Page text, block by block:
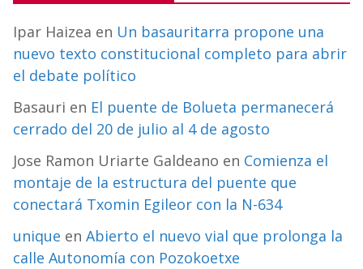
Ipar Haizea en Un basauritarra propone una
nuevo texto constitucional completo para abrir
el debate político
Basauri en El puente de Bolueta permanecerá
cerrado del 20 de julio al 4 de agosto
Jose Ramon Uriarte Galdeano en Comienza el
montaje de la estructura del puente que
conectará Txomin Egileor con la N-634
unique en Abierto el nuevo vial que prolonga la
calle Autonomía con Pozokoetxe